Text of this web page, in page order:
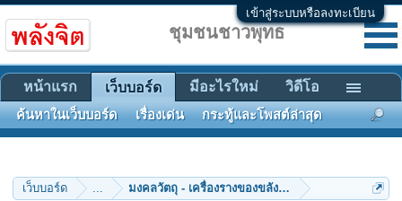
เข้าสู่ระบบหรือลงทะเบียน
เว็บบอร์ด ... มงคลวัตถุ - เครื่องรางของขลัง (๑๐)
ชุมชนชาวพุทธ
หน้าแรก เว็บบอร์ด
ค้นหาในเว็บบอร์ด เรื่องเด่น กระทู้และโพสต์ล่าสุด
มีอะไรใหม่ วิดีโอ